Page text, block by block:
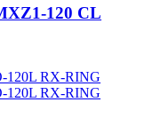
120 CL